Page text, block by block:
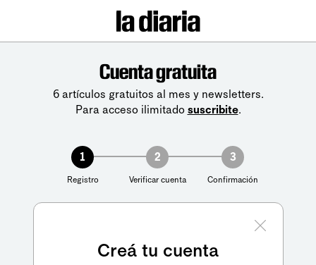
Cuenta gratuita
6 artículos gratuitos al mes y newsletters.
Para acceso ilimitado suscribite.
1
Registro
2
Verificar cuenta
3
Confirmación
Creá tu cuenta